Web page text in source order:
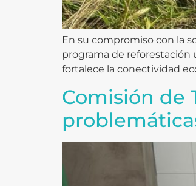
En su compromiso con la
programa de reforestación
fortalece la conectividad
Comisión de